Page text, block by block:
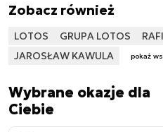
Zobacz również
LOTOS GRUPA LOTOS
JAROSŁAW KAWULA
pokaż
Wybrane okazje dla
Ciebie